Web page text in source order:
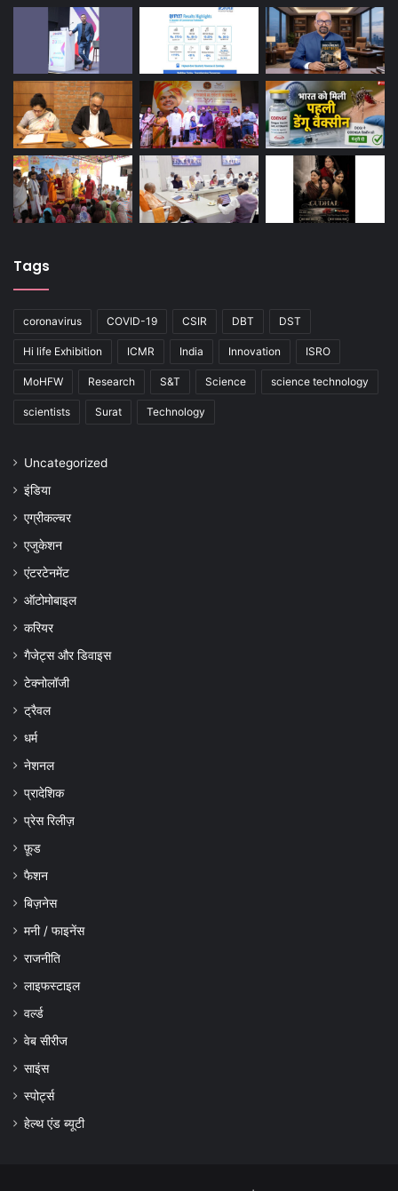
Tags
coronavirus COVID-19 CSIR DBT DST
Hi life Exhibition ICMR India Innovation ISRO
MoHFW Research S&T Science science technology
scientists Surat Technology
Uncategorized
इंडिया
एग्रीकल्चर
एजुकेशन
एंटरटेनमेंट
ऑटोमोबाइल
करियर
गैजेट्स और डिवाइस
टेक्नोलॉजी
ट्रैवल
धर्म
नेशनल
प्रादेशिक
प्रेस रिलीज़
फ़ूड
फैशन
बिज़नेस
मनी / फाइनेंस
राजनीति
लाइफस्टाइल
वर्ल्ड
वेब सीरीज
साइंस
स्पोर्ट्स
हेल्थ एंड ब्यूटी